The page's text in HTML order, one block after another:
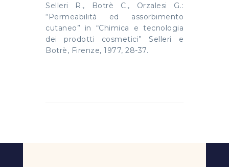
Selleri R., Botrè C., Orzalesi G.:
“Permeabilità ed assorbimento
cutaneo” in “Chimica e tecnologia
dei prodotti cosmetici” Selleri e
Botrè, Firenze, 1977, 28-37.